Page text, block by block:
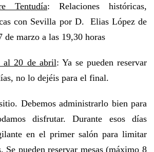
Tentudía: Relaciones históricas,
con Sevilla por D. Elias López de
de marzo a las 19,30 horas
al 20 de abril: Ya se pueden reservar
no lo dejéis para el final.
Debemos administrarlo bien para
disfrutar. Durante esos días
en el primer salón para limitar
Se pueden reservar mesas (máximo 8